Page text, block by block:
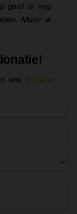
gaat is nog
Maar ik
ons donatie-